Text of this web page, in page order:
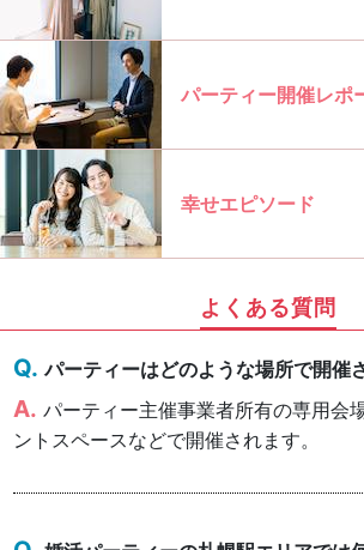
パーティー開催レポ
幸せエピソード
よくある質問
パーティーはどのような場所で開催
パーティー主催事業者所有の専用会
ントスペースなどで開催されます。